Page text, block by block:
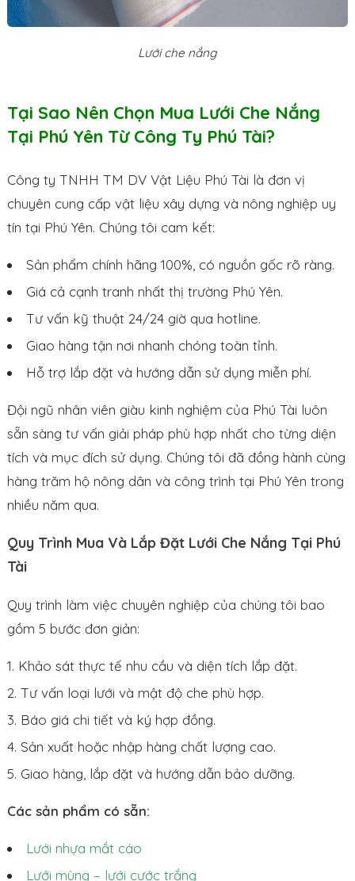
Lưới che nắng
Tại Sao Nên Chọn Mua Lưới Che Nắng
Tại Phú Yên Từ Công Ty Phú Tài?
Công ty TNHH TM DV Vật Liệu Phú Tài là đơn vị
chuyên cung cấp vật liệu xây dựng và nông nghiệp uy
tín tại Phú Yên. Chúng tôi cam kết:
Sản phẩm chính hãng 100%, có nguồn gốc rõ ràng.
Giá cả cạnh tranh nhất thị trường Phú Yên.
Tư vấn kỹ thuật 24/24 giờ qua hotline.
Giao hàng tận nơi nhanh chóng toàn tỉnh.
Hỗ trợ lắp đặt và hướng dẫn sử dụng miễn phí.
Đội ngũ nhân viên giàu kinh nghiệm của Phú Tài luôn
sẵn sàng tư vấn giải pháp phù hợp nhất cho từng diện
tích và mục đích sử dụng. Chúng tôi đã đồng hành cùng
hàng trăm hộ nông dân và công trình tại Phú Yên trong
nhiều năm qua.
Quy Trình Mua Và Lắp Đặt Lưới Che Nắng Tại Phú
Tài
Quy trình làm việc chuyên nghiệp của chúng tôi bao
gồm 5 bước đơn giản:
Khảo sát thực tế nhu cầu và diện tích lắp đặt.
Tư vấn loại lưới và mật độ che phù hợp.
Báo giá chi tiết và ký hợp đồng.
Sản xuất hoặc nhập hàng chất lượng cao.
Giao hàng, lắp đặt và hướng dẫn bảo dưỡng.
Các sản phẩm có sẵn:
Lưới nhựa mắt cáo
Lưới mùng – lưới cước trắng